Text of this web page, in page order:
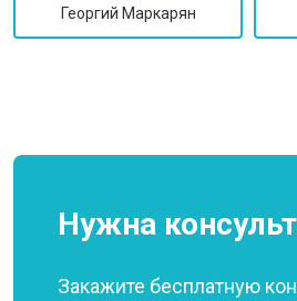
Георгий Маркарян
Нужна
Закажите бесплатную